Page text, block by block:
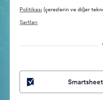
Politikası (çerezlerin ve diğer
Şartları